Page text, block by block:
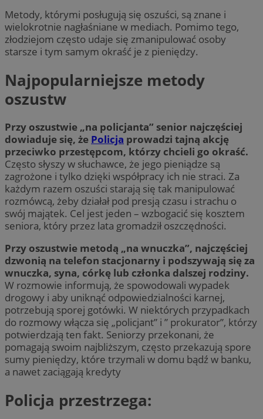
Metody, którymi posługują się oszuści, są znane i
wielokrotnie nagłaśniane w mediach. Pomimo tego,
złodziejom często udaje się zmanipulować osoby
starsze i tym samym okraść je z pieniędzy.
Najpopularniejsze metody
oszustw
Przy oszustwie „na policjanta” senior najczęściej
dowiaduje się, że Policja prowadzi tajną akcję
przeciwko przestępcom, którzy chcieli go okraść.
Często słyszy w słuchawce, że jego pieniądze są
zagrożone i tylko dzięki współpracy ich nie straci. Za
każdym razem oszuści starają się tak manipulować
rozmówcą, żeby działał pod presją czasu i strachu o
swój majątek. Cel jest jeden – wzbogacić się kosztem
seniora, który przez lata gromadził oszczędności.
Przy oszustwie metodą „na wnuczka”, najczęściej
dzwonią na telefon stacjonarny i podszywają się za
wnuczka, syna, córkę lub członka dalszej rodziny.
W rozmowie informują, że spowodowali wypadek
drogowy i aby uniknąć odpowiedzialności karnej,
potrzebują sporej gotówki. W niektórych przypadkach
do rozmowy włącza się „policjant” i ” prokurator”, którzy
potwierdzają ten fakt. Seniorzy przekonani, że
pomagają swoim najbliższym, często przekazują spore
sumy pieniędzy, które trzymali w domu bądź w banku,
a nawet zaciągają kredyty
Policja przestrzega: